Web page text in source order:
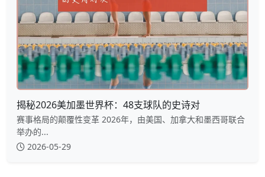
揭秘2026美加墨世界杯：48支球队的史诗对
赛事格局的颠覆性变革 2026年，由美国、加拿大和墨西哥联合
举办的...
2026-05-29